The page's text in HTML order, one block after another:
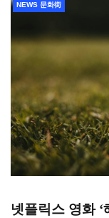
NEWS 문화街
넷플릭스 영화